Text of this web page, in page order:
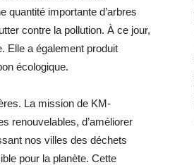
quantité importante d’arbres
contre la pollution. À ce jour,
Elle a également produit
écologique.
La mission de KM-
renouvelables, d’améliorer
nos villes des déchets
pour la planète. Cette